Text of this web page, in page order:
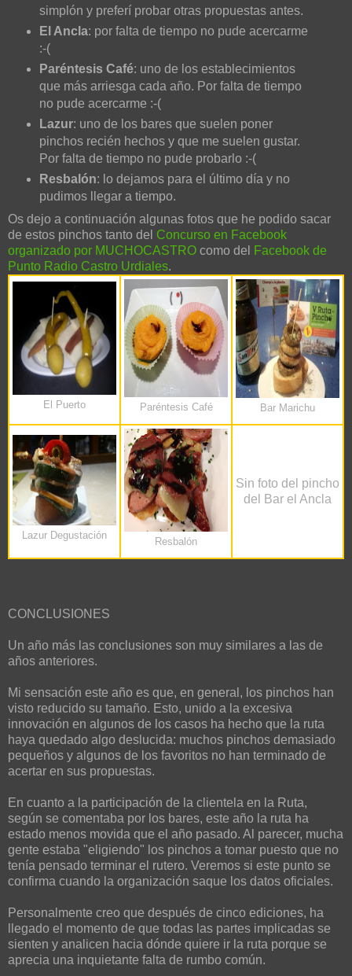
simplón y preferí probar otras propuestas antes.
El Ancla: por falta de tiempo no pude acercarme
:-(
Paréntesis Café: uno de los establecimientos
que más arriesga cada año. Por falta de tiempo
no pude acercarme :-(
Lazur: uno de los bares que suelen poner
pinchos recién hechos y que me suelen gustar.
Por falta de tiempo no pude probarlo :-(
Resbalón: lo dejamos para el último día y no
pudimos llegar a tiempo.
Os dejo a continuación algunas fotos que he podido sacar
de estos pinchos tanto del Concurso en Facebook
organizado por MUCHOCASTRO como del
Facebook de
Punto Radio Castro Urdiales.
El Puerto Paréntesis Café Bar Marichu
Lazur Degustación
Resbalón
Sin foto del pincho
del Bar el Ancla
CONCLUSIONES
Un año más las conclusiones son muy similares a las de
años anteriores.
Mi sensación este año es que, en general, los pinchos han
visto reducido su tamaño. Esto, unido a la excesiva
innovación en algunos de los casos ha hecho que la ruta
haya quedado algo deslucida: muchos pinchos demasiado
pequeños y algunos de los favoritos no han terminado de
acertar en sus propuestas.
En cuanto a la participación de la clientela en la Ruta,
según se comentaba por los bares, este año la ruta ha
estado menos movida que el año pasado. Al parecer, mucha
gente estaba "eligiendo" los pinchos a tomar puesto que no
tenía pensado terminar el rutero. Veremos si este punto se
confirma cuando la organización saque los datos oficiales.
Personalmente creo que después de cinco ediciones, ha
llegado el momento de que todas las partes implicadas se
sienten y analicen hacia dónde quiere ir la ruta porque se
aprecia una inquietante falta de rumbo común.